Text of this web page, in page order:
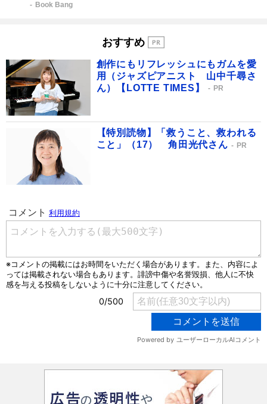
Book Bang
おすすめ
創作にもリフレッシュにもガムを愛
用（ジャズピアニスト 山中千尋さ
ん）【LOTTE TIMES】
PR
【特別読物】「救うこと、救われる
こと」（17） 角田光代さん
PR